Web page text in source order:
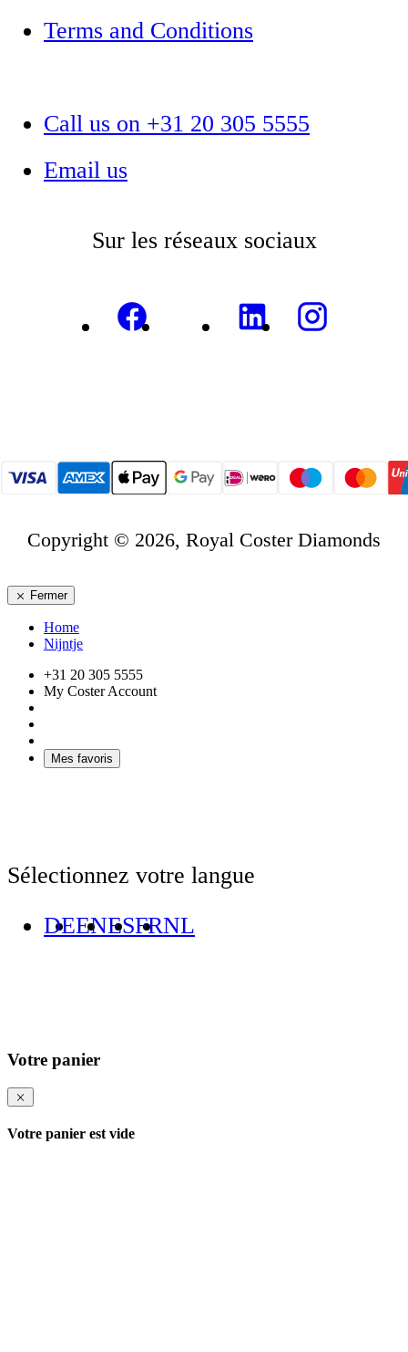
Terms and Conditions
Call us on +31 20 305 5555
Email us
Sur les réseaux sociaux
Copyright © 2026, Royal Coster Diamonds
Fermer
Home
Nijntje
+31 20 305 5555
My Coster Account
Mes favoris
Sélectionnez votre langue
DEENESFRNL
Votre panier
Votre panier est vide